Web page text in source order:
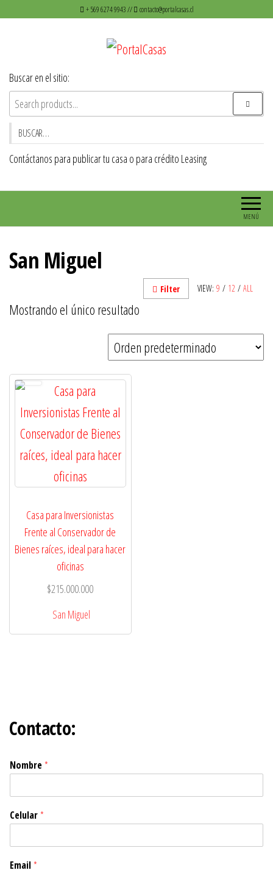
+ 569 6274 9943 // contacto@portalcasas.cl
PortalCasas
Buscar en el sitio:
BUSCAR…
Contáctanos para publicar tu casa o para crédito Leasing
MENÚ
San Miguel
VIEW: 9 / 12 / ALL
Filter
Mostrando el único resultado
Casa para Inversionistas
Frente al Conservador de
Bienes raíces, ideal para hacer
oficinas
$215.000.000
San Miguel
Contacto:
Nombre*
Celular*
Email*